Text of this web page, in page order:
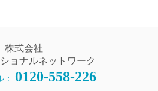
株式会社
ョナルネットワーク
0120-558-226